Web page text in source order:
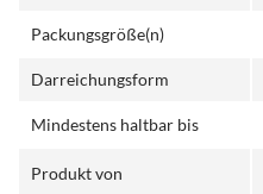
Packungsgröße(n)
Darreichungsform
Mindestens haltbar bis
Produkt von